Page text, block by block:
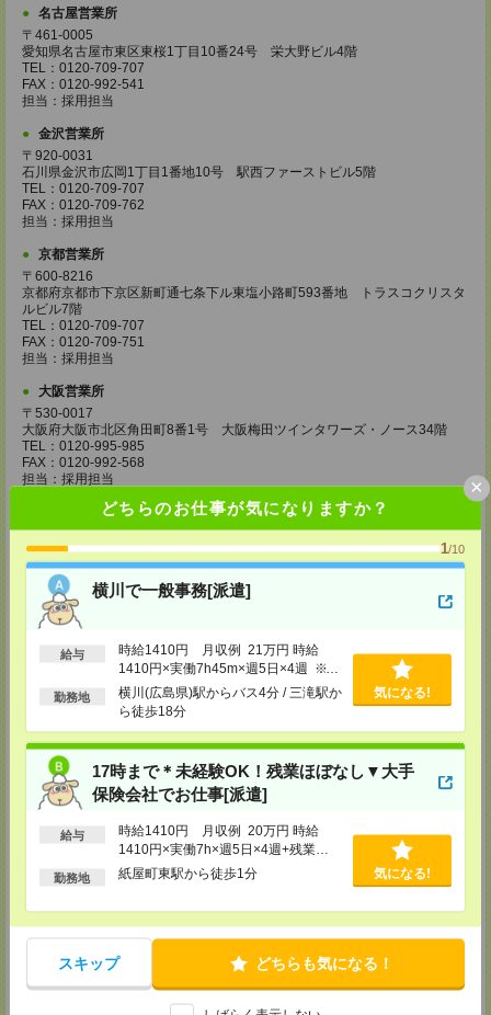
どちらのお仕事が気になりますか？
1/10
横川で一般事務[派遣]
給与
時給1410円 月収例 21万円 時給
1410円×実働7h45m×週5日×4週 ※月
収例を保証するものではありません。
※給与即受取りサービス利用可（利用
勤務地
横川(広島県)駅からバス4分 / 三滝駅か
ら徒歩18分
気になる!
17時まで＊未経験OK！残業ほぼなし▼大手
保険会社でお仕事[派遣]
給与
時給1410円 月収例 20万円 時給
1410円×実働7h×週5日×4週+残業
5h ※月収例を保証するものではあり
勤務地 紙屋町東駅から徒歩1分 気になる!
スキップ どちらも気になる！
×
名古屋営業所
〒461-0005
愛知県名古屋市東区東桜1丁目10番24号 栄大野ビル4階
TEL：0120-709-707
FAX：0120-992-541
担当：採用担当
金沢営業所
〒920-0031
石川県金沢市広岡1丁目1番地10号 駅西ファーストビル5階
TEL：0120-709-707
FAX：0120-709-762
担当：採用担当
京都営業所
〒600-8216
京都府京都市下京区新町通七条下ル東塩小路町593番地 トラスコクリスタ
ルビル7階
TEL：0120-709-707
FAX：0120-709-751
担当：採用担当
大阪営業所
〒530-0017
大阪府大阪市北区角田町8番1号 大阪梅田ツインタワーズ・ノース34階
TEL：0120-995-985
FAX：0120-992-568
担当：採用担当
神戸営業所
〒650-0044
兵庫県神戸市中央区東川崎町1丁目3番3号 神戸ハーバーランドセンタービ
ル18階
TEL：0120-995-984
FAX：0120-709-785
担当：採用担当
広島営業所
広島県広島市中区紙屋町2丁目1番地22号 広島興銀ビル11階
TEL：0120-709-707
FAX：0120-934-504
担当：採用担当
松山営業所
〒790-0003
愛媛県松山市三番町7丁目1番地21号 ジブラルタ生命松山ビル8階
TEL：0120-709-707
FAX：0120-709-890
〒810-0801
福岡県福岡市博多区中洲5丁目6番24号 第6ガーデンビル2階
TEL：0120-709-707
FAX：0120-709-927